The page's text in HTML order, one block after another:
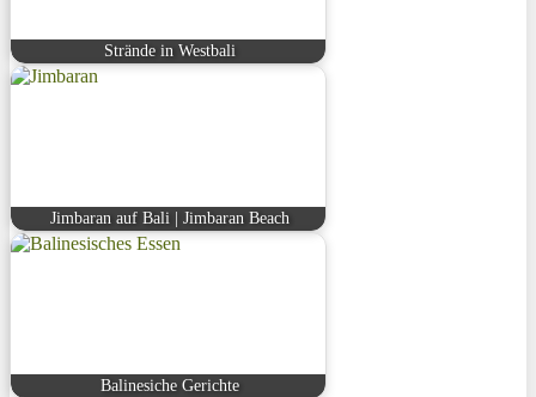
Strände in Westbali
Jimbaran auf Bali | Jimbaran Beach
Balinesiche Gerichte